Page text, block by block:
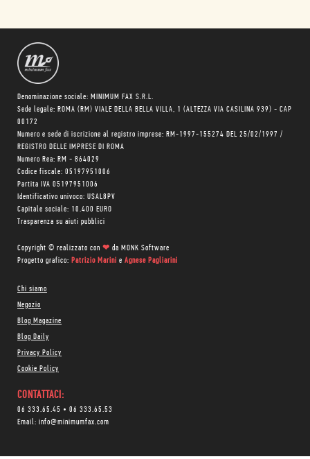
Denominazione sociale: MINIMUM FAX S.R.L.
Sede legale: ROMA (RM) VIALE DELLA BELLA VILLA, 1 (ALTEZZA VIA CASILINA 939) - CAP
00172
Numero e sede di iscrizione al registro imprese: RM-1997-155274 DEL 25/02/1997 /
REGISTRO DELLE IMPRESE DI ROMA
Numero Rea: RM - 864029
Codice fiscale: 05197951006
Partita IVA 05197951006
Identificativo univoco: USAL8PV
Capitale sociale: 10.400 EURO
Trasparenza su aiuti pubblici
Copyright © realizzato con ❤ da MONK Software
Progetto grafico: Patrizio Marini e Agnese Pagliarini
Chi siamo
Negozio
Blog Magazine
Blog Daily
Privacy Policy
Cookie Policy
CONTATTACI:
06 333.65.45 • 06 333.65.53
Email: info@minimumfax.com